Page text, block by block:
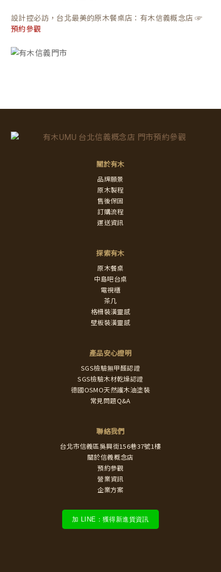
設計控必訪，台北最美的原木餐桌店：有木信義概念店 ☞
預約參觀
關於有木
品牌願景
原木製程
售後保固
訂購流程
運送資訊
探索有木
原木餐桌
中島吧台桌
電視櫃
茶几
格柵裝潢靈感
壁板裝潢靈感
產品安心證明
SGS檢驗無甲醛認證
SGS檢驗木材乾燥認證
德國OSMO天然護木油塗裝
常見問題Q&A
聯絡我們
台北市信義區吳興街156巷37號1樓
關於信義概念店
預約參觀
營業資訊
企業方案
加 LINE：獲得新進貨資訊